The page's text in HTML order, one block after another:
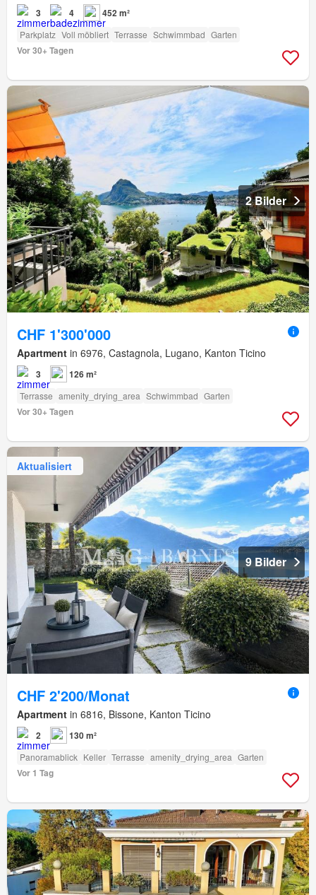
3 4 452 m²
Parkplatz Voll möbliert Terrasse Schwimmbad Garten
Vor 30+ Tagen
2 Bilder
CHF 1'300'000
Apartment in 6976, Castagnola, Lugano, Kanton Ticino
3 126 m²
Terrasse amenity_drying_area Schwimmbad Garten
Vor 30+ Tagen
Aktualisiert
9 Bilder
CHF 2'200/Monat
Apartment in 6816, Bissone, Kanton Ticino
2 130 m²
Panoramablick Keller Terrasse amenity_drying_area Garten
Vor 1 Tag